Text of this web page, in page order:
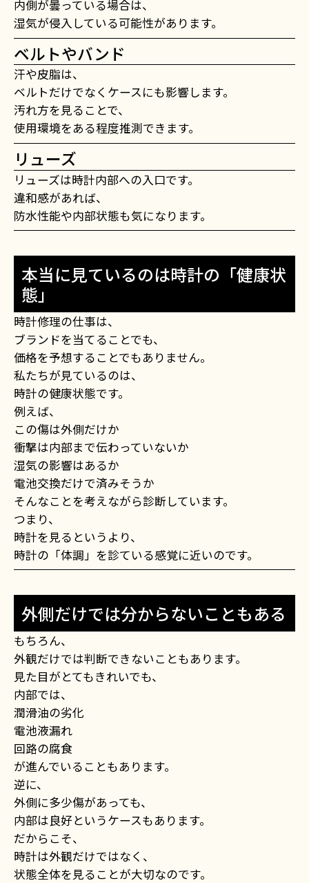
内側が曇っている場合は、
湿気が侵入している可能性があります。
ベルトやバンド
汗や皮脂は、
ベルトだけでなくケースにも影響します。
汚れ方を見ることで、
使用環境をある程度推測できます。
リューズ
リューズは時計内部への入口です。
違和感があれば、
防水性能や内部状態も気になります。
本当に見ているのは時計の「健康状
態」
時計修理の仕事は、
ブランドを当てることでも、
価格を予想することでもありません。
私たちが見ているのは、
時計の健康状態です。
例えば、
この傷は外側だけか
衝撃は内部まで伝わっていないか
湿気の影響はあるか
電池交換だけで済みそうか
そんなことを考えながら診断しています。
つまり、
時計を見るというより、
時計の「体調」を診ている感覚に近いのです。
外側だけでは分からないこともある
もちろん、
外観だけでは判断できないこともあります。
見た目がとてもきれいでも、
内部では、
潤滑油の劣化
電池液漏れ
回路の腐食
が進んでいることもあります。
逆に、
外側に多少傷があっても、
内部は良好というケースもあります。
だからこそ、
時計は外観だけではなく、
状態全体を見ることが大切なのです。